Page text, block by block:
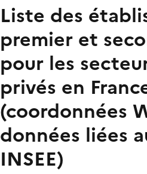
Liste des
premier et
pour les
privés en
(coordonnées
données liées
INSEE)